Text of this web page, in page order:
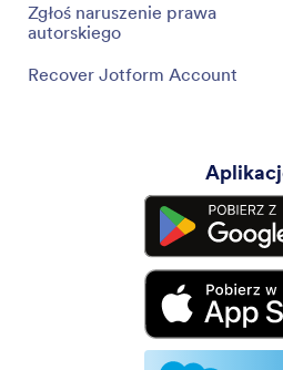
Zgłoś naruszenie prawa
autorskiego
Recover Jotform Account